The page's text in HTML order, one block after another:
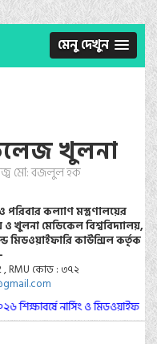
মেনু দেখুন
খুলনা
মো: বজলুল হক
পরিবার কল্যাণ মস্ত্রণালয়ের
খুলনা মেডিকেল বিশ্ববিদ্যালয়,
মিডওয়াইফারি কাউন্সিল কর্তৃক
, RMU কোড : ৩৭২
শিক্ষাবর্ষে নার্সিং ও